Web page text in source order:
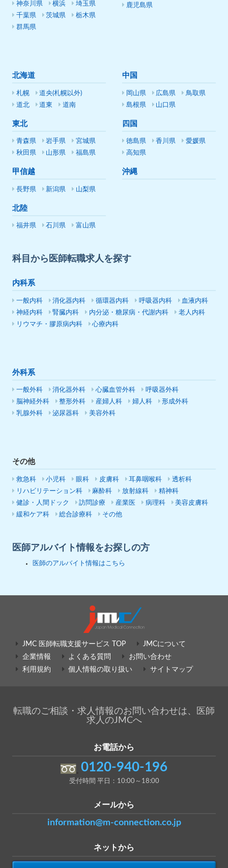
神奈川県 横浜
埼玉県
千葉県
茨城県
栃木県
群馬県
鹿児島県
北海道
札幌
道央(札幌以外)
道北
道東 道南
東北
青森県 岩手県
宮城県
秋田県
山形県 福島県
甲信越
長野県 新潟県 山梨県
北陸
福井県 石川県 富山県
中国
岡山県 広島県
鳥取県
島根県
山口県
四国
徳島県 香川県
愛媛県
高知県
沖縄
科目から医師転職求人を探す
内科系
一般内科 消化器内科 循環器内科 呼吸器内科
血液内科
神経内科
腎臓内科 内分泌・糖尿病・代謝内科
老人内科
リウマチ・膠原病内科
心療内科
外科系
一般外科 消化器外科 心臓血管外科
呼吸器外科
脳神経外科
整形外科 産婦人科 婦人科
形成外科
乳腺外科
泌尿器科 美容外科
その他
救急科 小児科 眼科 皮膚科 耳鼻咽喉科
透析科
リハビリテーション科
麻酔科 放射線科
精神科
健診・人間ドック
訪問診療 産業医 病理科
美容皮膚科
緩和ケア科
総合診療科 その他
医師アルバイト情報をお探しの方
医師のアルバイト情報はこちら
JMC 医師転職支援サービス TOP
JMCについて
企業情報
よくある質問
お問い合わせ
利用規約
個人情報の取り扱い サイトマップ
転職のご相談・求人情報のお問い合わせは、医師
求人のJMCへ
お電話から
0120-940-196
受付時間 平日：10:00～18:00
メールから
information@m-connection.co.jp
ネットから